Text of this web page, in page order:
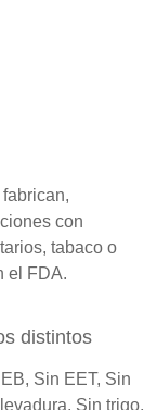
con
tabaco o
el FDA.
distintos
Sin EET, Sin
Sin trigo,